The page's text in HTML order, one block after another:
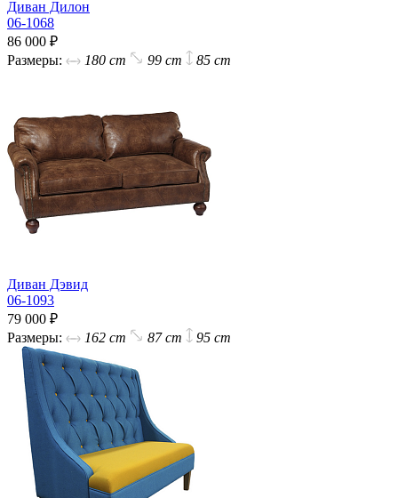
Диван Дилон
06-1068
86 000 ₽
Размеры:
180 cm 99 cm 85 cm
Диван Дэвид
06-1093
79 000 ₽
Размеры:
162 cm 87 cm 95 cm